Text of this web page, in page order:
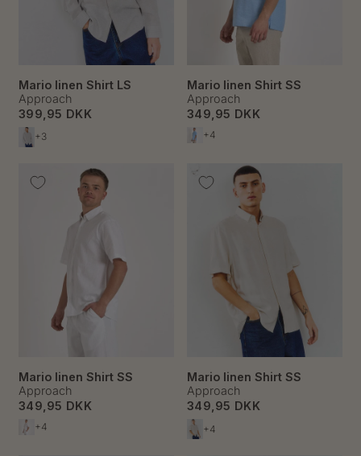
Mario linen Shirt LS
399,95 DKK
Approach
+3
Mario linen Shirt SS
349,95 DKK
Approach
+4
Mario linen Shirt SS
349,95 DKK
Approach
+4
Mario linen Shirt SS
349,95 DKK
Approach
+4